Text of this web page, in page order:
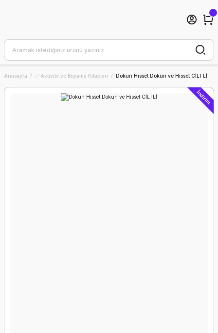
Anasayfa ✅ Aktivite ve Boyama Kitapları Dokun Hisset Dokun ve Hisset CİLTLİ
İndirim